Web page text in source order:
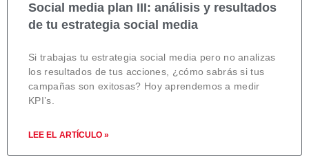
Social media plan III: análisis y resultados
de tu estrategia social media
Si trabajas tu estrategia social media pero no analizas
los resultados de tus acciones, ¿cómo sabrás si tus
campañas son exitosas? Hoy aprendemos a medir
KPI’s.
LEE EL ARTÍCULO »